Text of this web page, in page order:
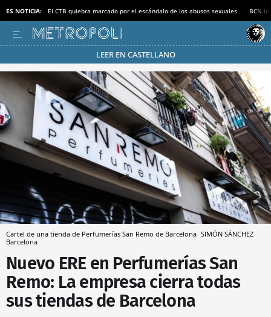
ES NOTICIA: El CTB quiebra marcado por el escándalo de los abusos sexuales BCN
LEER EN CASTELLANO
Pásate al MODO AHORRO
Cartel de una tienda de Perfumerías San Remo de Barcelona SIMÓN SÁNCHEZ
Barcelona
Nuevo ERE en Perfumerías San
Remo: La empresa cierra todas
sus tiendas de Barcelona